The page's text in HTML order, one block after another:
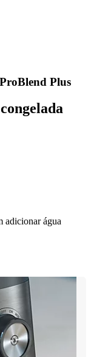
Plus
adicionar água